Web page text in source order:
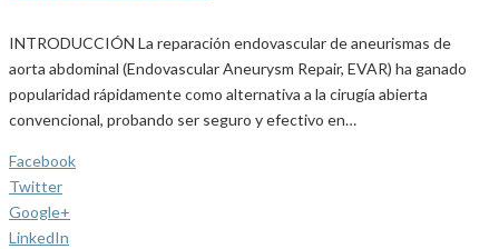
INTRODUCCIÓN La reparación endovascular de aneurismas de
aorta abdominal (Endovascular Aneurysm Repair, EVAR) ha ganado
popularidad rápidamente como alternativa a la cirugía abierta
convencional, probando ser seguro y efectivo en…
Facebook
Twitter
Google+
LinkedIn